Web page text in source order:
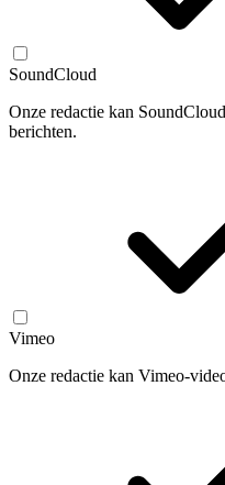
SoundCloud
Onze redactie kan
berichten.
Vimeo
Onze redactie kan Vimeo-